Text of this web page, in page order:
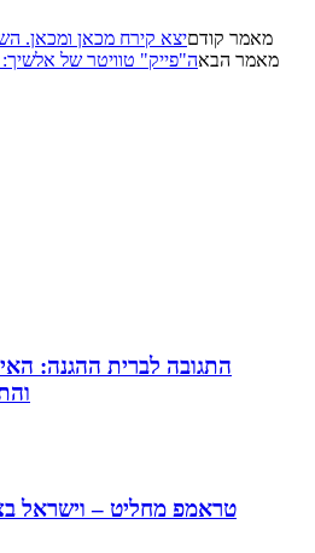
מאמר קודםיצא קירח מכאן ומכאן.
מאמר הבאה"פייק" טוויטר של
התגובה לברית ההגנה:
טראמפ מחליט – וישראל